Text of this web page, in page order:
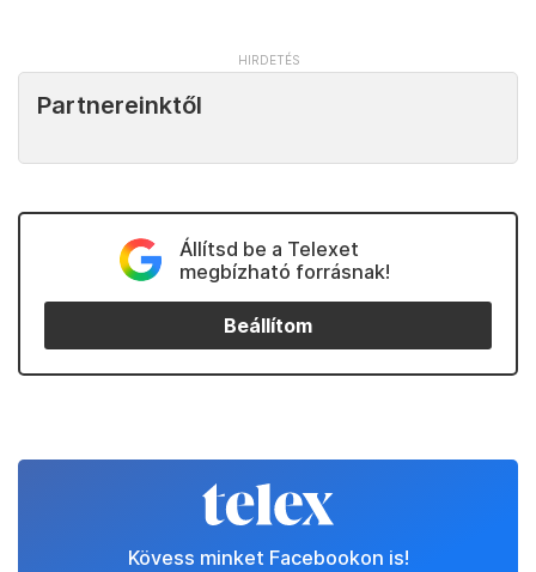
Partnereinktől
Állítsd be a Telexet
megbízható forrásnak!
Beállítom
Kövess minket Facebookon is!